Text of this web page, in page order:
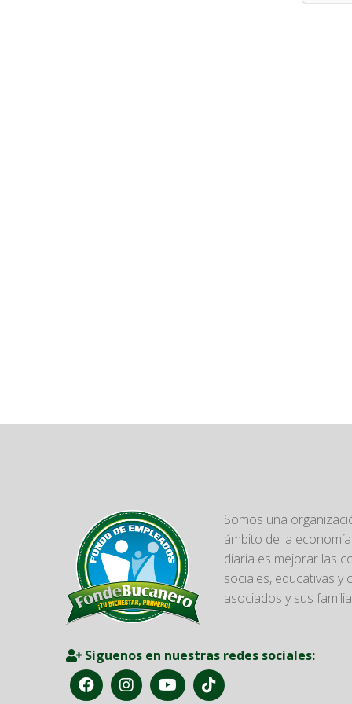
Somos una
ámbito de la
diaria es mejorar las
sociales, educativas y
asociados y sus
Síguenos en nuestras redes sociales: